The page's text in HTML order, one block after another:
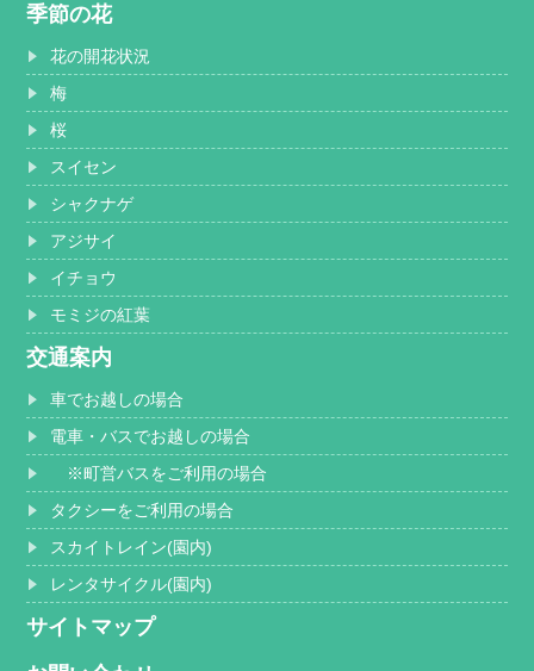
季節の花
花の開花状況
梅
桜
スイセン
シャクナゲ
アジサイ
イチョウ
モミジの紅葉
交通案内
車でお越しの場合
電車・バスでお越しの場合
※町営バスをご利用の場合
タクシーをご利用の場合
スカイトレイン(園内)
レンタサイクル(園内)
サイトマップ